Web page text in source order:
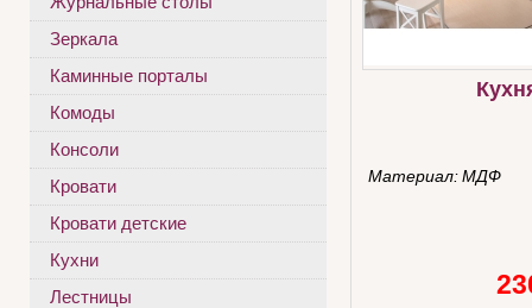
Материал:МДФ
Зеркала
Каминные порталы
Комоды
Консоли
Кровати
Кровати детские
Кухни
Лестницы